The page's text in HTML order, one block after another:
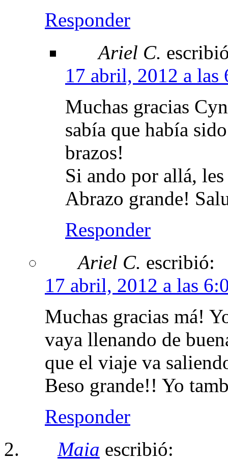
Responder
Ariel C.
17 abril, 2012 a las
Muchas gracias
sabía que había
brazos!
Si ando por allá,
Abrazo grande!
Responder
Ariel C. escribió:
17 abril, 2012 a las
Muchas gracias má!
vaya llenando de
que el viaje va
Beso grande!! Yo
Responder
Maia escribió: